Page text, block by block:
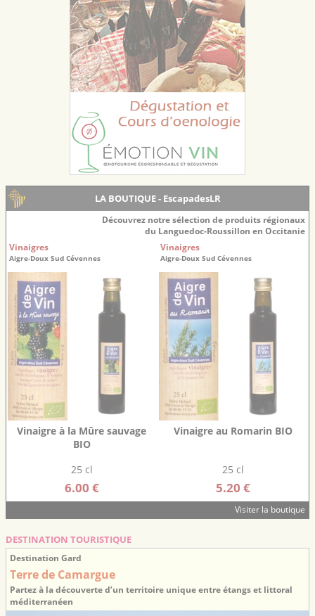
LA BOUTIQUE - EscapadesLR
Découvrez notre sélection de produits régionaux
du Languedoc-Roussillon en Occitanie
Vinaigres
Aigre-Doux Sud Cévennes
Vinaigre à la Mûre sauvage
BIO
25 cl
6.00 €
Vinaigres
Aigre-Doux Sud Cévennes
Vinaigre au Romarin BIO
25 cl
5.20 €
Visiter la boutique
DESTINATION TOURISTIQUE
Destination Gard
Terre de Camargue
Partez à la découverte d’un territoire unique entre étangs et littoral
méditerranéen